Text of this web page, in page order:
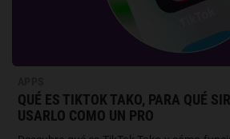
QUÉ ES TIKTOK TAKO, PARA QUÉ
USARLO COMO UN PRO